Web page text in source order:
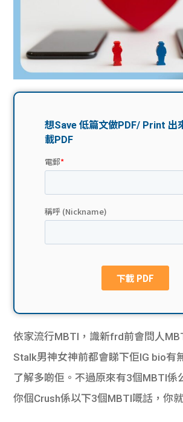
分享
大學
生學
貸款
網上
私人
貸款
計數
搵工
Gui
de
ge
校園
Gui
理財
Gui
nce
校園
贊助
我們
依家流行MBTI，識新frd前會問人
Stalk男神女神前都會睇下佢IG bio有
了解多啲佢。不過原來有3個MBTI係
你個Crush係以下3個MBTI嘅話，你